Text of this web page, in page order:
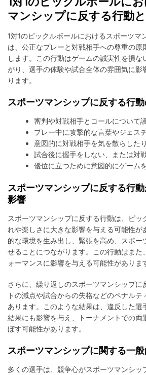
マンシップに反する行動
1対1のピックルボールにおけるスポーツマ
は、公正なプレーと対戦相手への尊重の原
します。この行動はゲームの誠実性を損な
がり、選手の体験や試合全体の雰囲気に影
ります。
スポーツマンシップに反する行
審判や対戦相手とコールについて
プレー中に攻撃的な言葉やジェス
意図的に対戦相手を気を散らした
試合後に握手をしない、または対
優位に立つために意図的にゲーム
スポーツマンシップに反する行
影響
スポーツマンシップに反する行動は、ピッ
れや楽しさに大きな影響を与える可能性が
的な環境を生み出し、緊張を高め、スポー
せることにつながります。この行動はまた
ォーマンスに影響を与える可能性がありま
さらに、繰り返しのスポーツマンシップに
トの減点や試合からの失格などのペナル
あります。このような結果は、違反した選
結果にも影響を与え、トーナメントでの両
ぼす可能性があります。
スポーツマンシップに関する一
多くの選手は、競争心がスポーツマンシッ